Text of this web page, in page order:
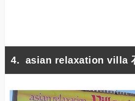
asian relaxation villa